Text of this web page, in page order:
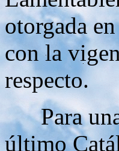
otorgada
con la
respecto.
Para una
último